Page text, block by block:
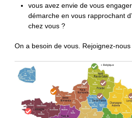
vous avez envie de vous
démarche en vous rapprochant
chez vous ?
On a besoin de vous. Rejoignez-nous